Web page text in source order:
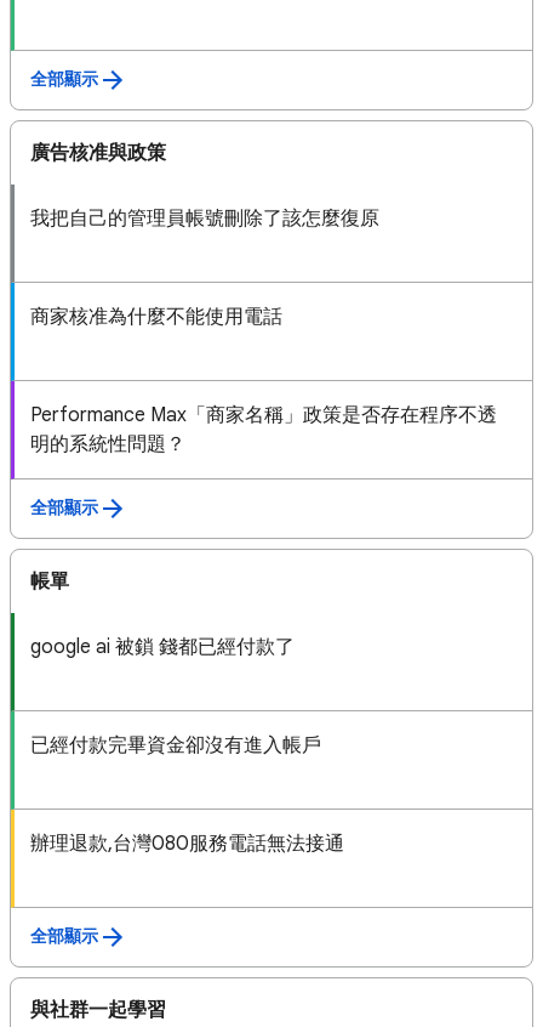
全部顯示
廣告核准與政策
我把自己的管理員帳號刪除了該怎麼復原
商家核准為什麼不能使用電話
Performance Max「商家名稱」政策是否存在程序不透
明的系統性問題？
全部顯示
帳單
google ai 被鎖 錢都已經付款了
已經付款完畢資金卻沒有進入帳戶
辦理退款,台灣080服務電話無法接通
全部顯示
與社群一起學習